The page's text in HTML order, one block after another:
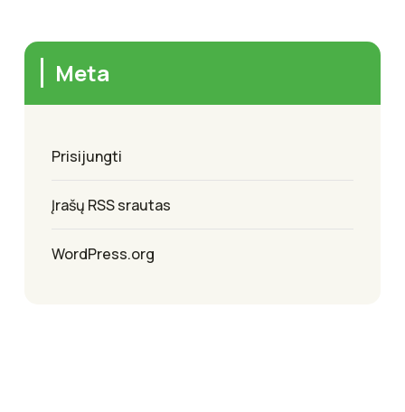
Meta
Prisijungti
Įrašų RSS srautas
WordPress.org